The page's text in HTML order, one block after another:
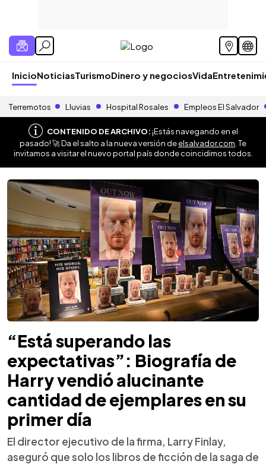
InicioNoticiasTurismoDinero y negociosVida
Terremotos Lluvias Hospital Rosales Empleos El Salvador
CONTENIDO DE ARCHIVO:¡Estás navegando en el
pasado! 🚀 Da el salto a la nueva versión deelsalvador.com . Te
invitamos a visitar el nuevo portal país donde coincidimos todos.
“Está superando las
expectativas”: Biografía de
Harry vendió alucinante
cantidad de ejemplares en su
primer día
El director ejecutivo de la firma, Larry Finlay,
aseguró que solo los libros de ficción de la saga de